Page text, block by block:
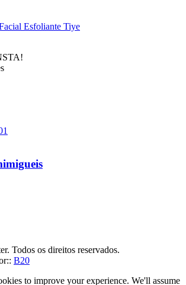
Esfoliante Tiye
Todos os direitos reservados.
B20
to improve your experience. We'll assume